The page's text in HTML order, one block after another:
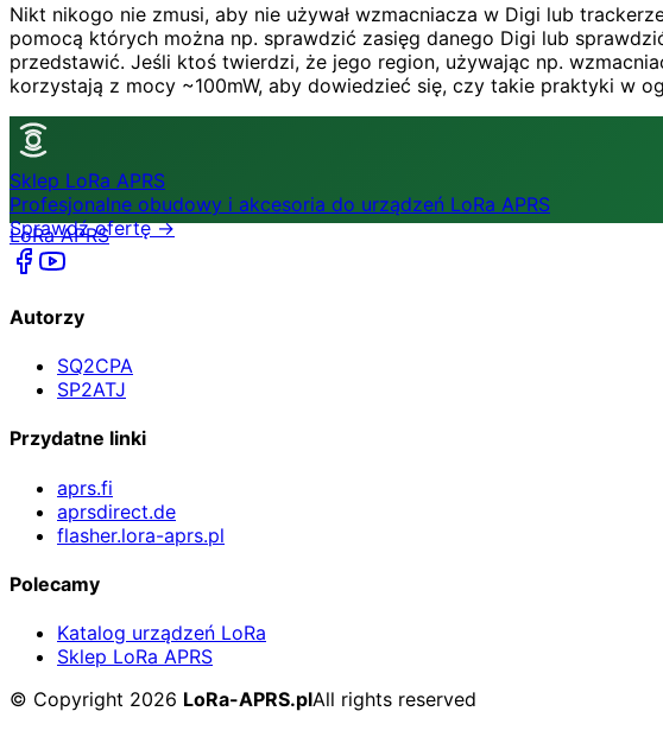
Nikt nikogo nie zmusi, aby nie używał wzmacniacza w Digi lub
pomocą których można np. sprawdzić zasięg danego Digi lub
przedstawić. Jeśli ktoś twierdzi, że jego region, używając np.
korzystają z mocy ~100mW, aby dowiedzieć się, czy takie praktyki w
Sklep LoRa APRS
Profesjonalne obudowy i akcesoria do urządzeń LoRa APRS
Sprawdź ofertę →
LoRa APRS
Autorzy
SQ2CPA
SP2ATJ
Przydatne linki
aprs.fi
aprsdirect.de
flasher.lora-aprs.pl
Polecamy
Katalog urządzeń LoRa
Sklep LoRa APRS
© Copyright 2026 LoRa-APRS.plAll rights reserved